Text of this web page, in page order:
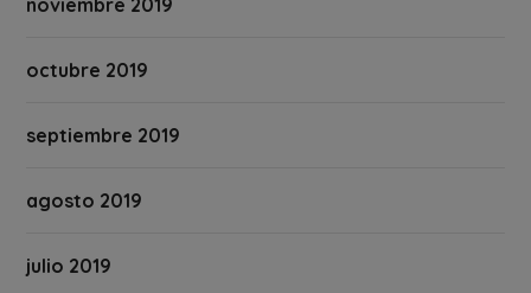
octubre 2019
septiembre 2019
agosto 2019
julio 2019